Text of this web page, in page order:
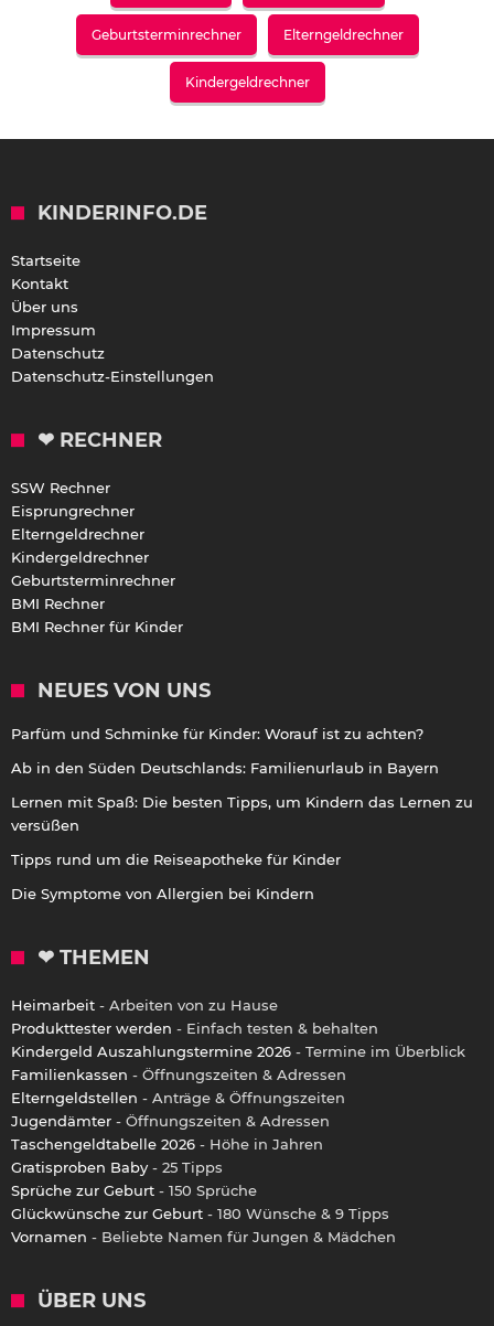
Geburtsterminrechner Elterngeldrechner
Kindergeldrechner
KINDERINFO.DE
Startseite
Kontakt
Über uns
Impressum
Datenschutz
Datenschutz-Einstellungen
❤ RECHNER
SSW Rechner
Eisprungrechner
Elterngeldrechner
Kindergeldrechner
Geburtsterminrechner
BMI Rechner
BMI Rechner für Kinder
NEUES VON UNS
Parfüm und Schminke für Kinder: Worauf ist zu achten?
Ab in den Süden Deutschlands: Familienurlaub in Bayern
Lernen mit Spaß: Die besten Tipps, um Kindern das Lernen zu
versüßen
Tipps rund um die Reiseapotheke für Kinder
Die Symptome von Allergien bei Kindern
❤ THEMEN
Heimarbeit - Arbeiten von zu Hause
Produkttester werden - Einfach testen & behalten
Kindergeld Auszahlungstermine 2026 - Termine im Überblick
Familienkassen - Öffnungszeiten & Adressen
Elterngeldstellen - Anträge & Öffnungszeiten
Jugendämter - Öffnungszeiten & Adressen
Taschengeldtabelle 2026 - Höhe in Jahren
Gratisproben Baby - 25 Tipps
Sprüche zur Geburt - 150 Sprüche
Glückwünsche zur Geburt - 180 Wünsche & 9 Tipps
Vornamen - Beliebte Namen für Jungen & Mädchen
ÜBER UNS